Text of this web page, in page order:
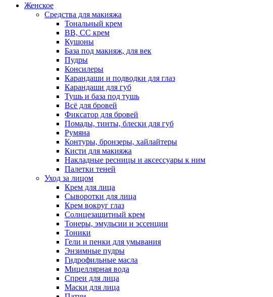
Женское
Средства для макияжа
Тональный крем
BB, CC крем
Кушоны
База под макияж, для век
Пудры
Консилеры
Карандаши и подводки для глаз
Карандаши для губ
Тушь и база под тушь
Всё для бровей
Фиксатор для бровей
Помады, тинты, блески для губ
Румяна
Контуры, бронзеры, хайлайтеры
Кисти для макияжа
Накладные ресницы и аксессуары к ним
Палетки теней
Уход за лицом
Крем для лица
Сыворотки для лица
Крем вокруг глаз
Солнцезащитный крем
Тонеры, эмульсии и эссенции
Тоники
Гели и пенки для умывания
Энзимные пудры
Гидрофильные масла
Мицеллярная вода
Спреи для лица
Маски для лица